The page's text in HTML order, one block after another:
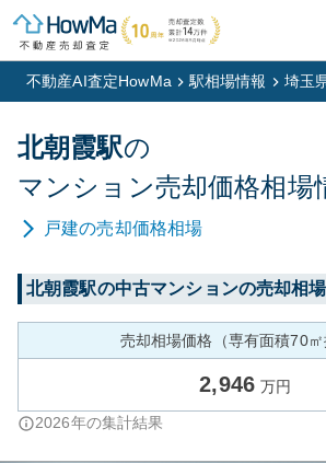
不動産AI査定HowMa 駅相場情報 埼玉
北朝霞駅の
マンション売却価格相場
戸建の売却価格相場
北朝霞駅の中古マンションの売却相
売却相場価格（専有面積70㎡
2,946 万円
2026年の集計結果